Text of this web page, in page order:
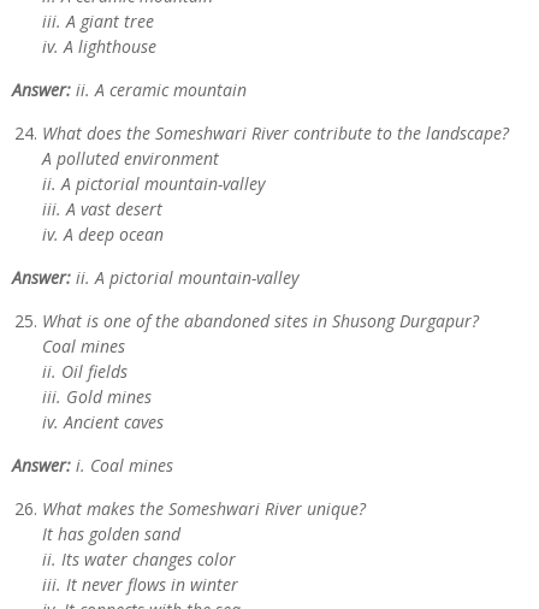
iii. A giant tree
iv. A lighthouse
Answer: ii. A ceramic mountain
What does the Someshwari River contribute to the landscape?
A polluted environment
ii. A pictorial mountain-valley
iii. A vast desert
iv. A deep ocean
Answer: ii. A pictorial mountain-valley
What is one of the abandoned sites in Shusong Durgapur?
Coal mines
ii. Oil fields
iii. Gold mines
iv. Ancient caves
Answer: i. Coal mines
What makes the Someshwari River unique?
It has golden sand
ii. Its water changes color
iii. It never flows in winter